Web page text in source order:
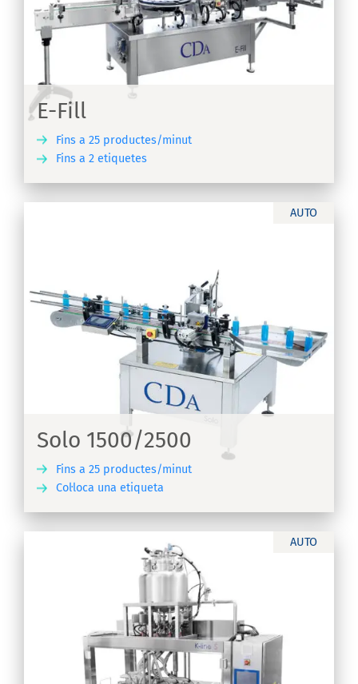
E-Fill
Fins a 25 productes/minut
Fins a 2 etiquetes
AUTO
Solo 1500/2500
Fins a 25 productes/minut
Col·loca una etiqueta
AUTO